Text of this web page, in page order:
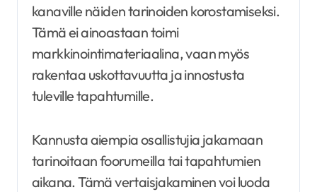
kanaville näiden tarinoiden korostamiseksi.
Tämä ei ainoastaan toimi
markkinointimateriaalina, vaan myös
rakentaa uskottavuutta ja innostusta
tuleville tapahtumille.
Kannusta aiempia osallistujia jakamaan
tarinoitaan foorumeilla tai tapahtumien
aikana. Tämä vertaisjakaminen voi luoda